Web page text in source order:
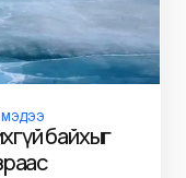
МЭДЭЭ
байхыг